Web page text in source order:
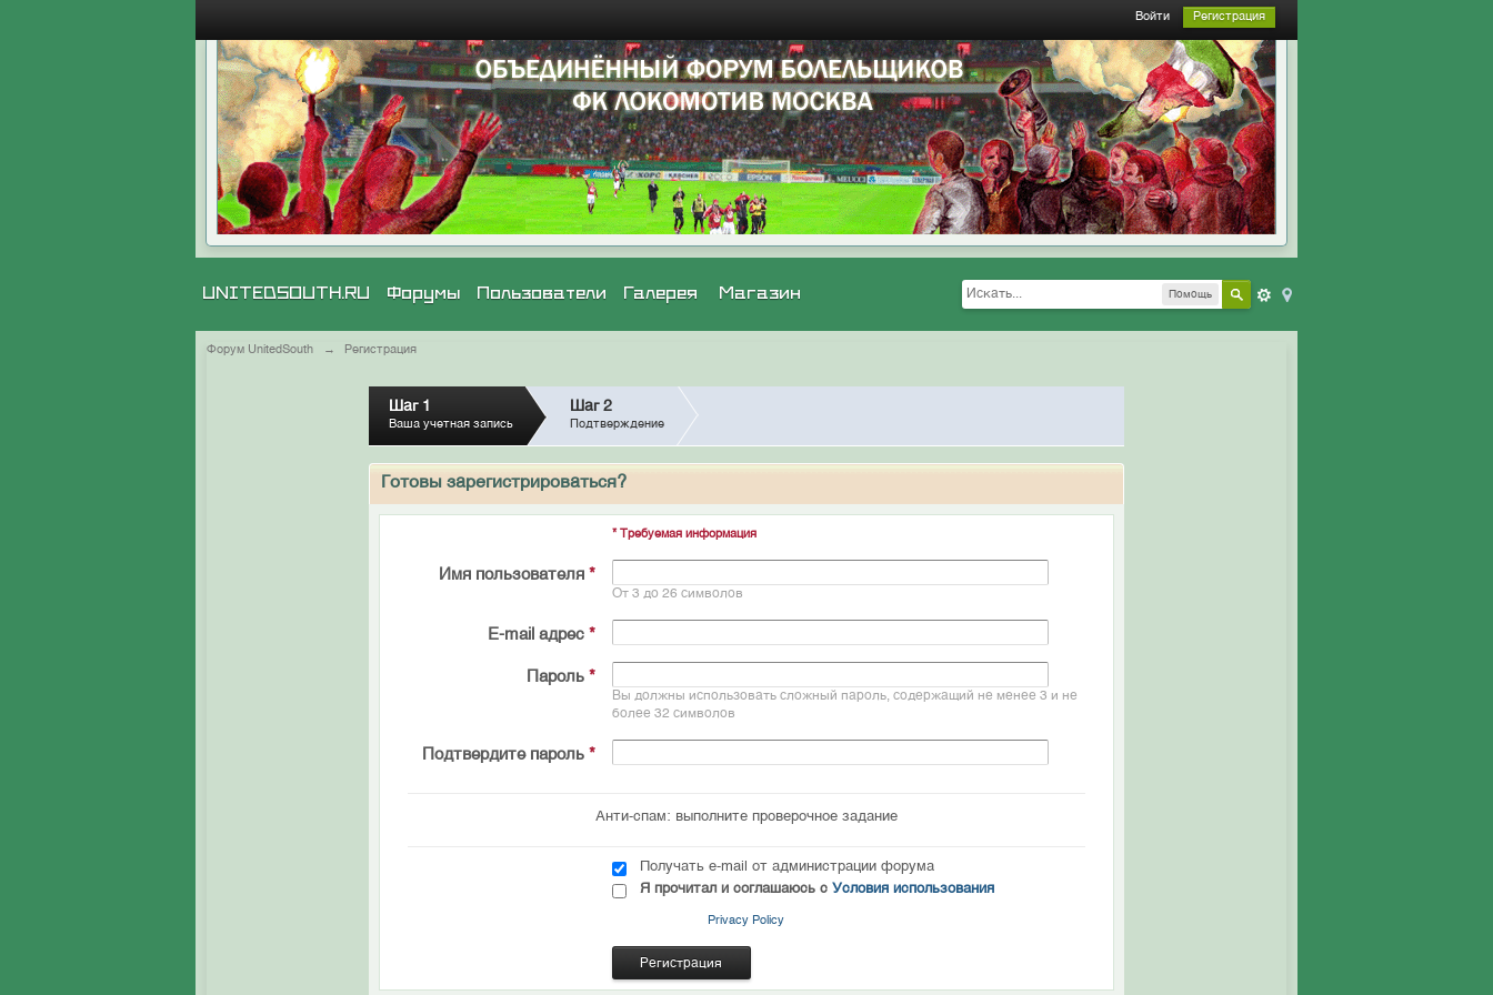
Войти Регистрация
Помощь
UNITEDSOUTH.RU Галерея Магазин
Форумы Пользователи
Форум UnitedSouth → Регистрация
Шаг 1
Ваша учетная запись
Шаг 2
Подтверждение
Готовы зарегистрироваться?
* Требуемая информация
Имя пользователя *
От 3 до 26 символов
E-mail адрес *
Пароль *
Вы должны использовать сложный пароль, содержащий не менее 3 и не
более 32 символов
Подтвердите пароль *
Анти-спам: выполните проверочное задание
Получать e-mail от администрации форума
Я прочитал и соглашаюсь с Условия использования
Privacy Policy